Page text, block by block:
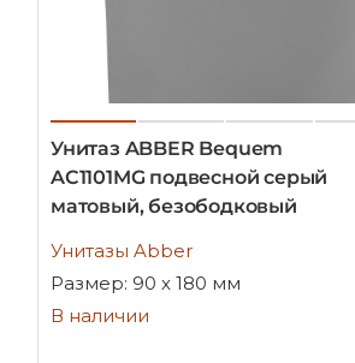
Унитаз ABBER Bequem
AC1101MG подвесной серый
матовый, безободковый
Унитазы Abber
Размер: 90 х 180 мм
В наличии